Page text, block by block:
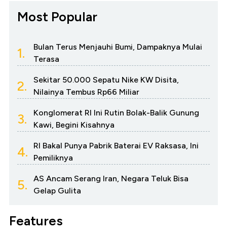
Most Popular
1.
Bulan Terus Menjauhi Bumi, Dampaknya Mulai
Terasa
2.
Sekitar 50.000 Sepatu Nike KW Disita,
Nilainya Tembus Rp66 Miliar
3.
Konglomerat RI Ini Rutin Bolak-Balik Gunung
Kawi, Begini Kisahnya
4.
RI Bakal Punya Pabrik Baterai EV Raksasa, Ini
Pemiliknya
5.
AS Ancam Serang Iran, Negara Teluk Bisa
Gelap Gulita
Features